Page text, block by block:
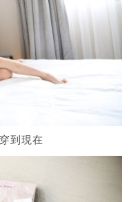
到現在